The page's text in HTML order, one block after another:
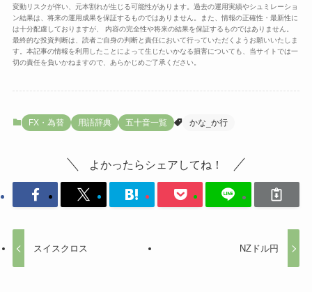
変動リスクが伴い、元本割れが生じる可能性があります。過去の運用実績やシュミレーショ
ン結果は、将来の運用成果を保証するものではありません。また、情報の正確性・最新性に
は十分配慮しておりますが、 内容の完全性や将来の結果を保証するものではありません。
最終的な投資判断は、読者ご自身の判断と責任において行っていただくようお願いいたしま
す。本記事の情報を利用したことによって生じたいかなる損害についても、当サイトでは一
切の責任を負いかねますので、あらかじめご了承ください。
FX・為替 用語辞典 五十音一覧 かな_か行
よかったらシェアしてね！
スイスクロス NZドル円